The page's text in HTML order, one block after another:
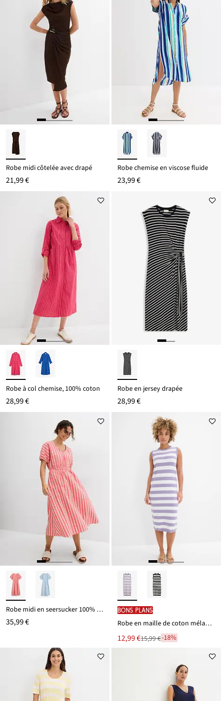
Robe midi côtelée avec drapé
21,99 €
Robe chemise en viscose fluide
23,99 €
Robe à col chemise, 100% coton
28,99 €
Robe en jersey drapée
28,99 €
Robe midi en seersucker 100% coton
35,99 €
BONS PLANS
Robe en maille de coton mélangé
Le
nouveau
12,99 €
Remise15,99 €-18%